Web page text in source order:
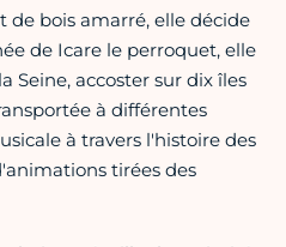
de bois amarré, elle décide
de Icare le perroquet, elle
Seine, accoster sur dix îles
à différentes
à travers l'histoire des
tirées des